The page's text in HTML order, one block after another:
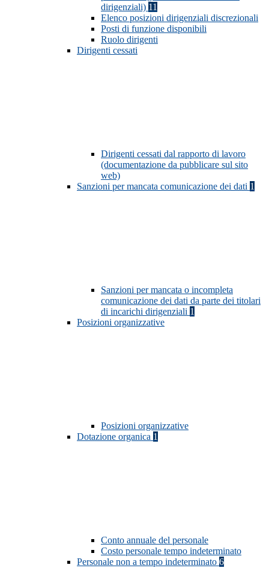
dirigenziali) 11
Elenco posizioni dirigenziali discrezionali
Posti di funzione disponibili
Ruolo dirigenti
Dirigenti cessati
Dirigenti cessati dal rapporto di lavoro
(documentazione da pubblicare sul sito
web)
Sanzioni per mancata comunicazione dei dati 1
Sanzioni per mancata o incompleta
comunicazione dei dati da parte dei titolari
di incarichi dirigenziali 1
Posizioni organizzative
Posizioni organizzative
Dotazione organica 1
Conto annuale del personale
Costo personale tempo indeterminato
Personale non a tempo indeterminato 6